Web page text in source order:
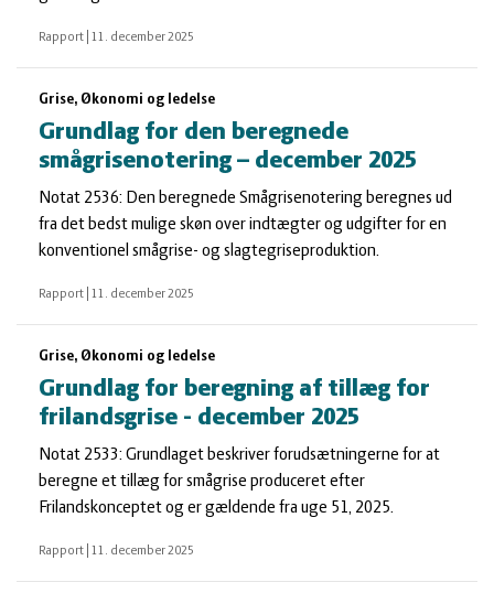
Rapport 11. december 2025
Grise, Økonomi og ledelse
Grundlag for den beregnede
smågrisenotering – december 2025
Notat 2536: Den beregnede Smågrisenotering beregnes ud
fra det bedst mulige skøn over indtægter og udgifter for en
konventionel smågrise- og slagtegriseproduktion.
Rapport 11. december 2025
Grise, Økonomi og ledelse
Grundlag for beregning af tillæg for
frilandsgrise - december 2025
Notat 2533: Grundlaget beskriver forudsætningerne for at
beregne et tillæg for smågrise produceret efter
Frilandskonceptet og er gældende fra uge 51, 2025.
Rapport 11. december 2025